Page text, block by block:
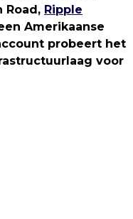
Road, Ripple
Amerikaanse
probeert het
voor